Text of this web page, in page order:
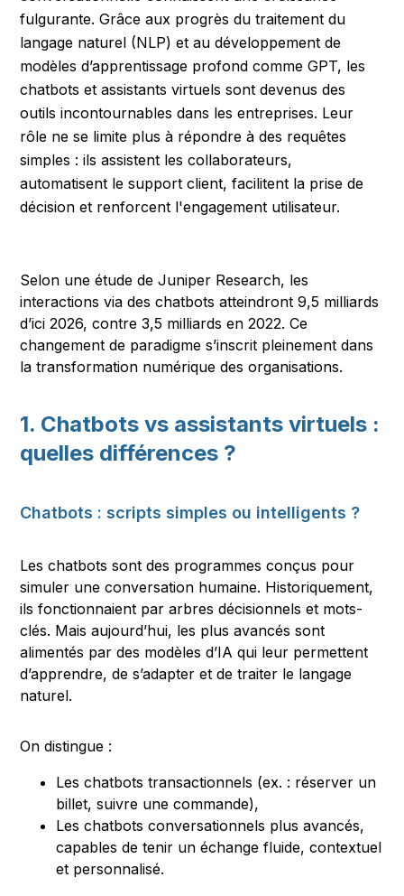
fulgurante. Grâce aux progrès du traitement du
langage naturel (NLP) et au développement de
modèles d’apprentissage profond comme GPT, les
chatbots et assistants virtuels sont devenus des
outils incontournables dans les entreprises. Leur
rôle ne se limite plus à répondre à des requêtes
simples : ils assistent les collaborateurs,
automatisent le support client, facilitent la prise de
décision et renforcent l'engagement utilisateur.
Selon une étude de Juniper Research, les
interactions via des chatbots atteindront 9,5 milliards
d’ici 2026, contre 3,5 milliards en 2022. Ce
changement de paradigme s’inscrit pleinement dans
la transformation numérique des organisations.
1. Chatbots vs assistants virtuels :
quelles différences ?
Chatbots : scripts simples ou intelligents ?
Les chatbots sont des programmes conçus pour
simuler une conversation humaine. Historiquement,
ils fonctionnaient par arbres décisionnels et mots-
clés. Mais aujourd’hui, les plus avancés sont
alimentés par des modèles d’IA qui leur permettent
d’apprendre, de s’adapter et de traiter le langage
naturel.
On distingue :
Les chatbots transactionnels (ex. : réserver un
billet, suivre une commande),
Les chatbots conversationnels plus avancés,
capables de tenir un échange fluide, contextuel
et personnalisé.